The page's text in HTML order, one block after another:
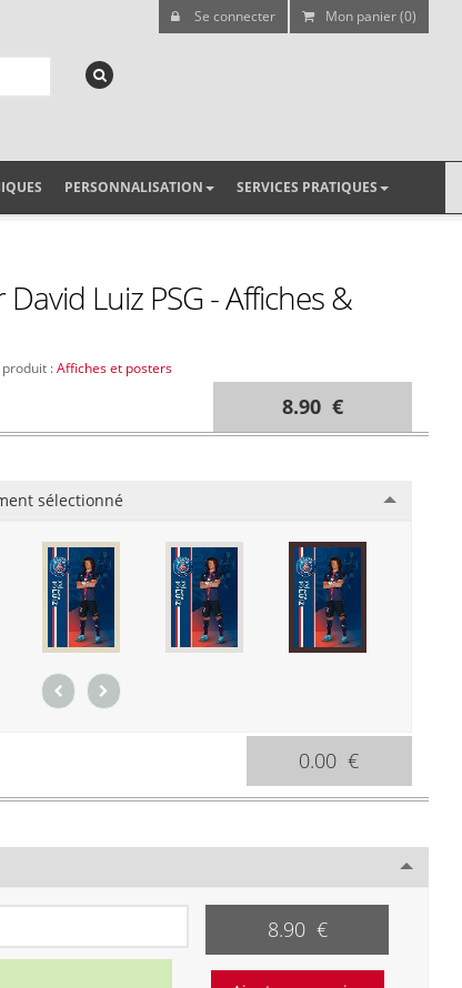
Se connecter Mon panier (0)
PERSONNALISATION SERVICES PRATIQUES
Luiz PSG - Affiches &
produit :Affiches et posters
8.90 €
sélectionné
0.00 €
8.90 €